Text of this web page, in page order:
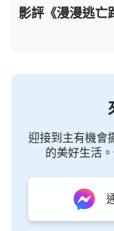
你主觀努力的結
大腦勾勒出來的
『想』、人的『
少人的一生是料
要求水準太低了
看顧？有誰不在
亡是來源於自己
嗎？多少人呼求
做生活的強者，
影評《漫漫逃亡
迎接到主有機會
的美好生活